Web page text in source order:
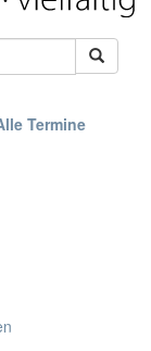
Termine